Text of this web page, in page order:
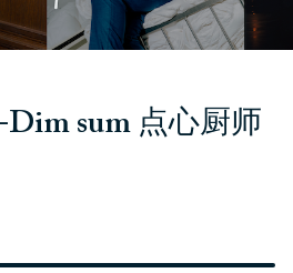
Dim sum 点心厨师